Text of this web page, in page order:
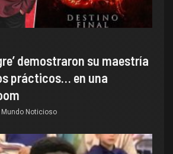
demostraron su maestría
prácticos… en una
Mundo Noticioso